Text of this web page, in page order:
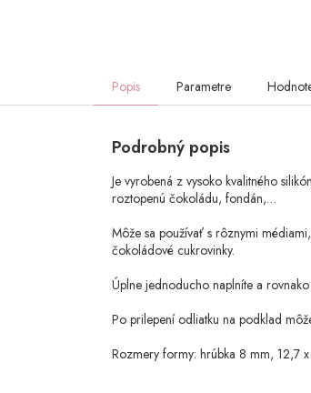
Popis Parametre
Podrobný popis
Je vyrobená z vysoko kvalitného
roztopenú čokoládu, fondán,…
Môže sa používať s rôznymi
čokoládové cukrovinky.
Úplne jednoducho naplníte a
Po prilepení odliatku na podklad
Rozmery formy: hrúbka 8 mm, 12,7